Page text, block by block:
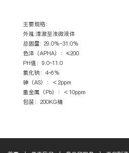
主要规格：
外观:清澈至浊微液体
总固量: 29.0%~31.0%
色泽（APHA）：≤200
PH值：9.0~11.0
氯化钠：4~6%
砷（AS）：＜2ppm
重金属（Pb）：＜10ppm
包装：200KG桶